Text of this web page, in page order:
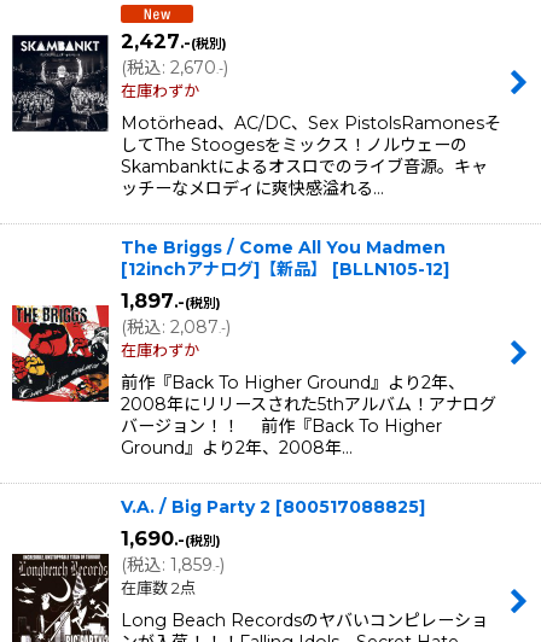
2,427.-(税別)
(税込: 2,670.-)
在庫わずか
Motörhead、AC/DC、Sex PistolsRamonesそ
してThe Stoogesをミックス！ノルウェーの
Skambanktによるオスロでのライブ音源。キャ
ッチーなメロディに爽快感溢れる…
The Briggs / Come All You Madmen
[12inchアナログ]【新品】
[BLLN105-12]
1,897.-(税別)
(税込: 2,087.-)
在庫わずか
前作『Back To Higher Ground』より2年、
2008年にリリースされた5thアルバム！アナログ
バージョン！！ 前作『Back To Higher
Ground』より2年、2008年…
V.A. / Big Party 2 [800517088825]
1,690.-(税別)
(税込: 1,859.-)
在庫数 2点
Long Beach Recordsのヤバいコンピレーショ